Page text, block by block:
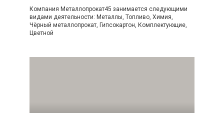
Компания Металлопрокат45 занимается следующими
видами деятельности: Металлы, Топливо, Химия,
Чёрный металлопрокат, Гипсокартон, Комплектующие,
Цветной